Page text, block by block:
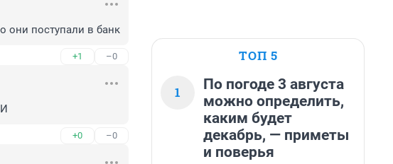
они поступали в банк
+1 –0
+0 –0
ТОП 5
1
По погоде 3 августа
можно определить,
каким будет
декабрь, — приметы
и поверья